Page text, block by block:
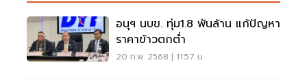
อนุฯ นบข. ทุ่ม1.8 พันล้าน แก้ปัญหา
ราคาข้าวตกต่ำ
20 ก.พ. 2568 | 11:57 น.